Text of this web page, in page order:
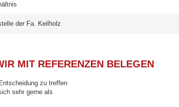
der Fa. Keilholz
MIT REFERENZEN BELEGEN
zu treffen
sehr gerne als